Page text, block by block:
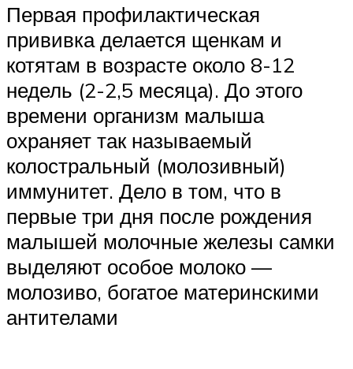
Первая профилактическая
прививка делается щенкам и
котятам в возрасте около 8-12
недель (2-2,5 месяца). До этого
времени организм малыша
охраняет так называемый
колостральный (молозивный)
иммунитет. Дело в том, что в
первые три дня после рождения
малышей молочные железы самки
выделяют особое молоко —
молозиво, богатое материнскими
антителами